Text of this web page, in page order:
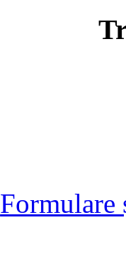
Formulare